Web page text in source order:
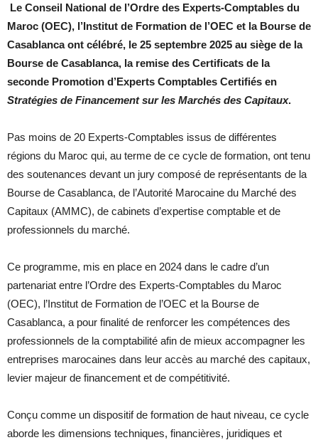
Le Conseil National de l’Ordre des Experts-Comptables du
Maroc (OEC), l’Institut de Formation de l’OEC et la Bourse de
Casablanca ont célébré, le 25 septembre 2025 au siège de la
Bourse de Casablanca, la remise des Certificats de la
seconde Promotion d’Experts Comptables Certifiés en
Stratégies de Financement sur les Marchés des Capitaux.
Pas moins de 20 Experts-Comptables issus de différentes
régions du Maroc qui, au terme de ce cycle de formation, ont tenu
des soutenances devant un jury composé de représentants de la
Bourse de Casablanca, de l’Autorité Marocaine du Marché des
Capitaux (AMMC), de cabinets d’expertise comptable et de
professionnels du marché.
Ce programme, mis en place en 2024 dans le cadre d’un
partenariat entre l’Ordre des Experts-Comptables du Maroc
(OEC), l’Institut de Formation de l’OEC et la Bourse de
Casablanca, a pour finalité de renforcer les compétences des
professionnels de la comptabilité afin de mieux accompagner les
entreprises marocaines dans leur accès au marché des capitaux,
levier majeur de financement et de compétitivité.
Conçu comme un dispositif de formation de haut niveau, ce cycle
aborde les dimensions techniques, financières, juridiques et